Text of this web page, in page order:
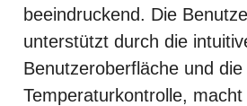
beeindruckend. Die
unterstützt durch die
Benutzeroberfläche und die
Temperaturkontrolle,